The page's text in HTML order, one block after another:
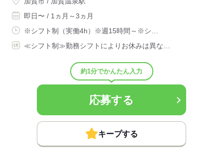
即日〜 / 1ヵ月～3ヵ月
※シフト制（実働4h）※週15時間～※シ…
≪シフト制≫勤務シフトによりお休みは異な…
約1分でかんたん入力
応募する
キープする